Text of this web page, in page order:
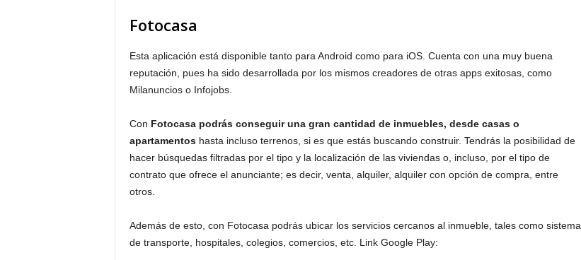
Fotocasa
Esta aplicación está disponible tanto para Android como para iOS. Cuenta con una muy buena
reputación, pues ha sido desarrollada por los mismos creadores de otras apps exitosas, como
Milanuncios o Infojobs.
Con Fotocasa podrás conseguir una gran cantidad de inmuebles, desde casas o
apartamentoshasta incluso terrenos, si es que estás buscando construir. Tendrás la posibilidad de
hacer búsquedas filtradas por el tipo y la localización de las viviendas o, incluso, por el tipo de
contrato que ofrece el anunciante; es decir, venta, alquiler, alquiler con opción de compra, entre
otros.
Además de esto, con Fotocasa podrás ubicar los servicios cercanos al inmueble, tales como sistema
de transporte, hospitales, colegios, comercios, etc. Link Google Play: